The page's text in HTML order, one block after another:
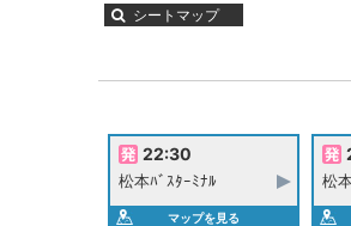
シートマップ
22:30
松本ﾊﾞｽﾀｰﾐﾅﾙ
マップを見る
松